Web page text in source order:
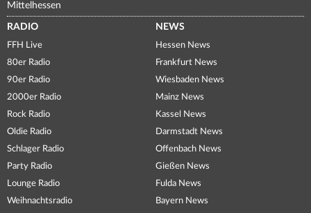
Mittelhessen
RADIO
FFH Live
80er Radio
90er Radio
2000er Radio
Rock Radio
Oldie Radio
Schlager Radio
Party Radio
Lounge Radio
Weihnachtsradio
NEWS
Hessen News
Frankfurt News
Wiesbaden News
Mainz News
Kassel News
Darmstadt News
Offenbach News
Gießen News
Fulda News
Bayern News